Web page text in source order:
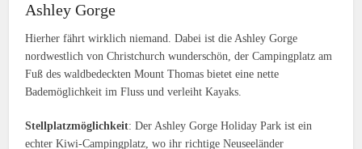
Ashley Gorge
Hierher fährt wirklich niemand. Dabei ist die Ashley Gorge
nordwestlich von Christchurch wunderschön, der Campingplatz am
Fuß des waldbedeckten Mount Thomas bietet eine nette
Bademöglichkeit im Fluss und verleiht Kayaks.
Stellplatzmöglichkeit: Der Ashley Gorge Holiday Park ist ein
echter Kiwi-Campingplatz, wo ihr richtige Neuseeländer